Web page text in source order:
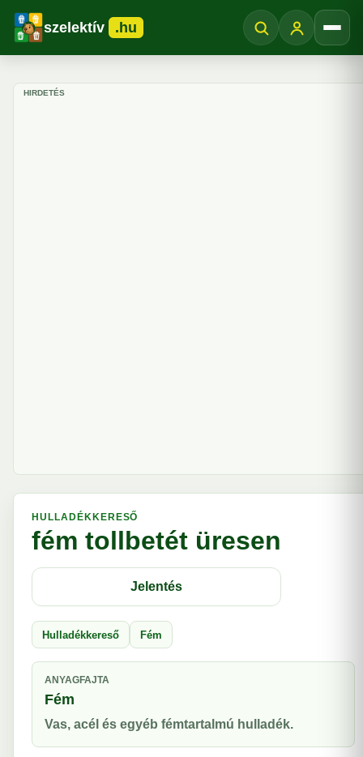
szelektív .hu
HIRDETÉS
HULLADÉKKERESŐ
fém tollbetét üresen
Jelentés
Hulladékkereső Fém
ANYAGFAJTA
Fém
Vas, acél és egyéb fémtartalmú hulladék.